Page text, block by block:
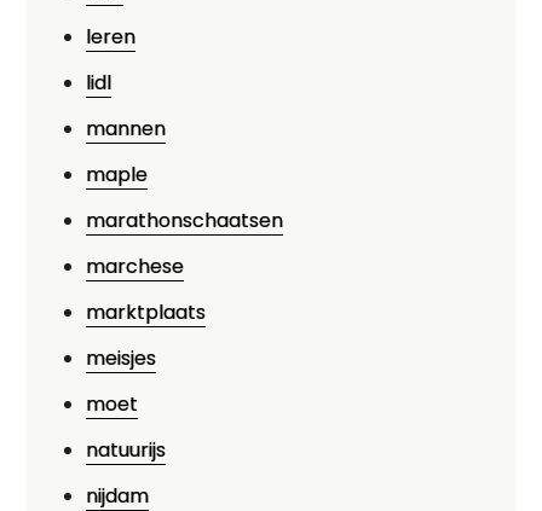
leren
lidl
mannen
maple
marathonschaatsen
marchese
marktplaats
meisjes
moet
natuurijs
nijdam